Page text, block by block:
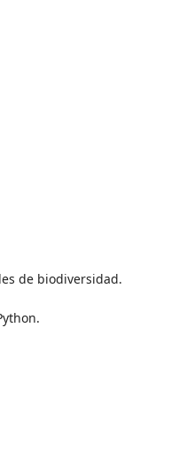
de biodiversidad.